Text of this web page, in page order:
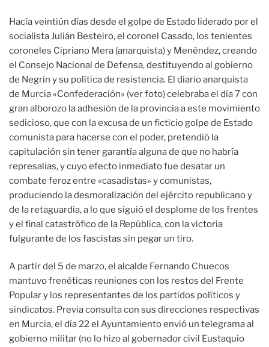
Hacía veintiún días desde el golpe de Estado liderado por el
socialista Julián Besteiro, el coronel Casado, los tenientes
coroneles Cipriano Mera (anarquista) y Menéndez, creando
el Consejo Nacional de Defensa, destituyendo al gobierno
de Negrín y su política de resistencia. El diario anarquista
de Murcia «Confederación» (ver foto) celebraba el día 7 con
gran alborozo la adhesión de la provincia a este movimiento
sedicioso, que con la excusa de un ficticio golpe de Estado
comunista para hacerse con el poder, pretendió la
capitulación sin tener garantía alguna de que no habría
represalias, y cuyo efecto inmediato fue desatar un
combate feroz entre «casadistas» y comunistas,
produciendo la desmoralización del ejército republicano y
de la retaguardia, a lo que siguió el desplome de los frentes
y el final catastrófico de la República, con la victoria
fulgurante de los fascistas sin pegar un tiro.
A partir del 5 de marzo, el alcalde Fernando Chuecos
mantuvo frenéticas reuniones con los restos del Frente
Popular y los representantes de los partidos políticos y
sindicatos. Previa consulta con sus direcciones respectivas
en Murcia, el día 22 el Ayuntamiento envió un telegrama al
gobierno militar (no lo hizo al gobernador civil Eustaquio